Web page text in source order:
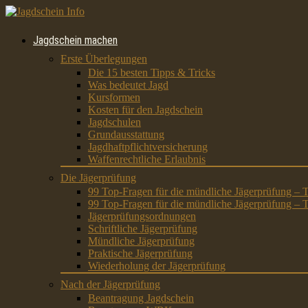
Jagdschein machen
Erste Überlegungen
Die 15 besten Tipps & Tricks
Was bedeutet Jagd
Kursformen
Kosten für den Jagdschein
Jagdschulen
Grundausstattung
Jagdhaftpflichtversicherung
Waffenrechtliche Erlaubnis
Die Jägerprüfung
99 Top-Fragen für die mündliche Jägerprüfung –
99 Top-Fragen für die mündliche Jägerprüfung –
Jägerprüfungsordnungen
Schriftliche Jägerprüfung
Mündliche Jägerprüfung
Praktische Jägerprüfung
Wiederholung der Jägerprüfung
Nach der Jägerprüfung
Beantragung Jagdschein